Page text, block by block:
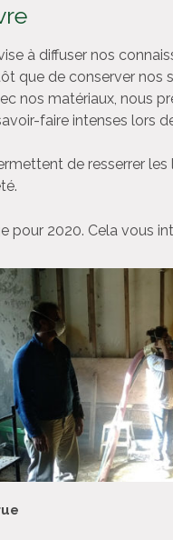
à diffuser nos
que de conserver nos
nos matériaux, nous
faire intenses
de resserrer
2020. Cela vous